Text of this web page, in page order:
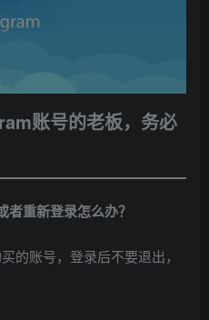
账号的老板，务必
重新登录怎么办？
的账号，登录后不要退出，